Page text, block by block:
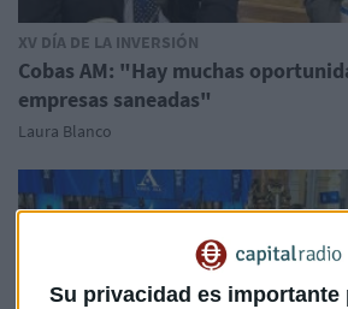
Su privacidad es importante
XV DÍA DE LA INVERSIÓN
Cobas AM: "Hay muchas
empresas saneadas"
Laura Blanco